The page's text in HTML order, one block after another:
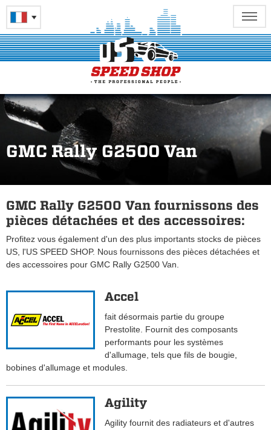
GMC Rally G2500 Van
GMC Rally G2500 Van fournissons des
pièces détachées et des accessoires:
Profitez vous également d'un des plus importants stocks de pièces
US, l'US SPEED SHOP. Nous fournissons des pièces détachées et
des accessoires pour GMC Rally G2500 Van.
Accel
fait désormais partie du groupe
Prestolite. Fournit des composants
performants pour les systèmes
d'allumage, tels que fils de bougie,
bobines d'allumage et modules.
Agility
Agility fournit des radiateurs et d'autres